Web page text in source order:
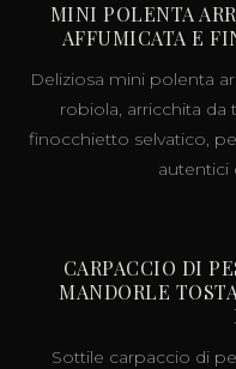
MINI POLENTA
AFFUMICATA E
Deliziosa mini polenta
robiola, arricchita
finocchietto selvatico,
autentici
CARPACCIO DI
MANDORLE
Sottile carpaccio di